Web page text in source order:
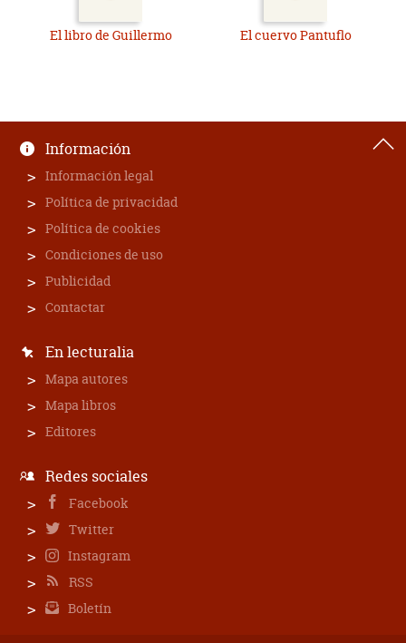
El libro de Guillermo El cuervo Pantuflo
Información
Información legal
Política de privacidad
Política de cookies
Condiciones de uso
Publicidad
Contactar
En lecturalia
Mapa autores
Mapa libros
Editores
Redes sociales
Facebook
Twitter
Instagram
RSS
Boletín